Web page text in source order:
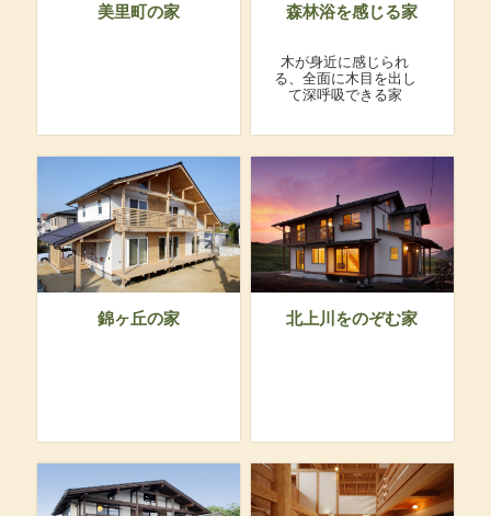
美里町の家 森林浴を感じる家
木が身近に感じられ
る、全面に木目を出し
て深呼吸できる家
錦ヶ丘の家 北上川をのぞむ家